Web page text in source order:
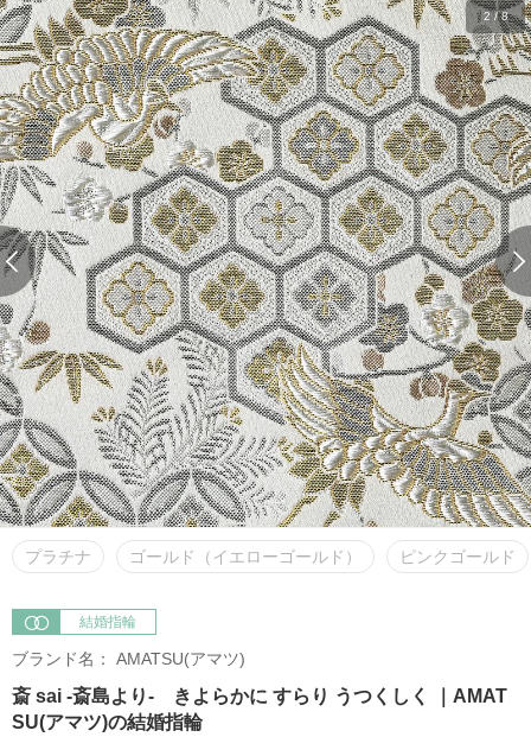
2/8
プラチナ ゴールド（イエローゴールド） ピンクゴールド
結婚指輪
ブランド名： AMATSU(アマツ)
斎 sai -斎島より- きよらかに すらり うつくしく ｜AMAT
SU(アマツ)の結婚指輪